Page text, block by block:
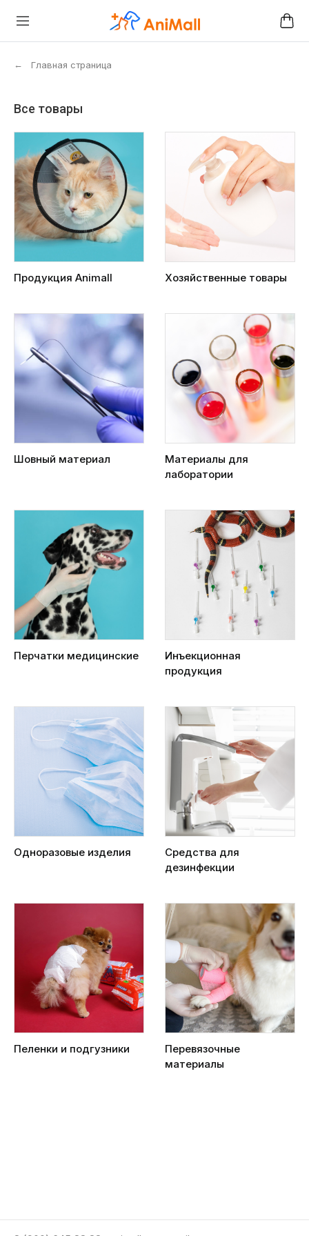
← Главная страница
Все товары
Продукция Animall Хозяйственные товары
Шовный материал
Материалы для
лаборатории
Перчатки медицинские
Инъекционная
продукция
Одноразовые изделия
Средства для
дезинфекции
Пеленки и подгузники
Перевязочные
материалы